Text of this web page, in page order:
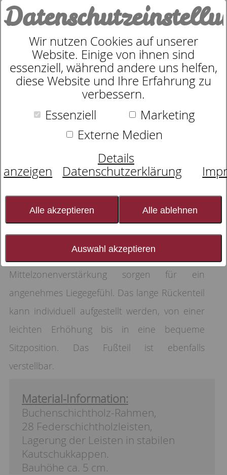
0
Sympathica Standard RF
Der Buchenschichtholzrahmen begeistert
durch sein Preis-Leistungs-Verhältnis und
Komfort. Die Schulterkomfortzone und die
Mittelzonenverstärkung sorgen für ein
angenehmes Liegegefühl. Das lange Rückenteil
kann individuell aufgestellt werden, von einer
leichten Erhöhung bis in eine bequeme
Sitzposition. Das Fußteil ist ebenfalls
verstellbar.
Material-Information:
Buchenschichtholz-Rahmen,
28 Federschichtholzleisten,
Lagerung der Leisten in stabilen
Kautschukkappen.
Bauhöhe ca. 5 cm.
Wir nutzen Cookies auf unserer
Website. Einige von ihnen sind
essenziell, während andere uns helfen,
diese Website und Ihre Erfahrung zu
verbessern.
Essenziell
Marketing
Externe Medien
Details
anzeigen
Datenschutzerklärung
Alle akzeptieren Alle ablehnen
Auswahl akzeptieren